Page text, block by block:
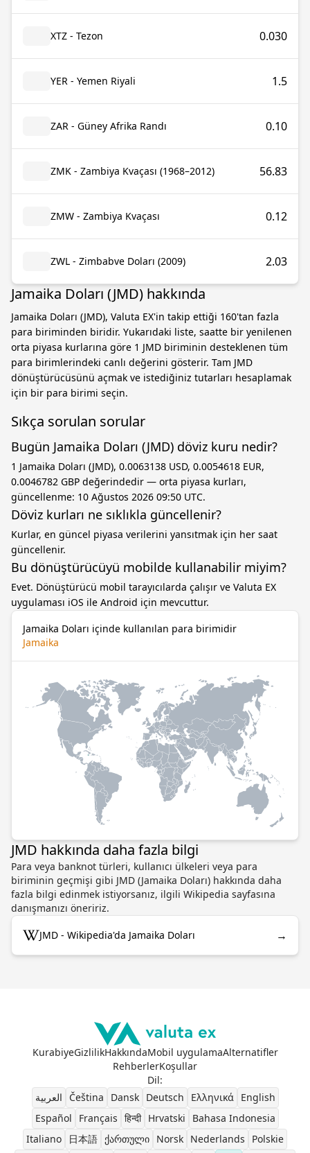
XTZ - Tezon 0.030
YER - Yemen Riyali 1.5
ZAR - Güney Afrika Randı 0.10
ZMK - Zambiya Kvaçası (1968–2012) 56.83
ZMW - Zambiya Kvaçası 0.12
ZWL - Zimbabve Doları (2009) 2.03
Jamaika Doları (JMD) hakkında
Jamaika Doları (JMD), Valuta EX'in takip ettiği 160'tan fazla
para biriminden biridir. Yukarıdaki liste, saatte bir yenilenen
orta piyasa kurlarına göre 1 JMD biriminin desteklenen tüm
para birimlerindeki canlı değerini gösterir. Tam JMD
dönüştürücüsünü açmak ve istediğiniz tutarları hesaplamak
için bir para birimi seçin.
Sıkça sorulan sorular
Bugün Jamaika Doları (JMD) döviz kuru nedir?
1 Jamaika Doları (JMD), 0.0063138 USD, 0.0054618 EUR,
0.0046782 GBP değerindedir — orta piyasa kurları,
güncellenme: 10 Ağustos 2026 09:50 UTC.
Döviz kurları ne sıklıkla güncellenir?
Kurlar, en güncel piyasa verilerini yansıtmak için her saat
güncellenir.
Bu dönüştürücüyü mobilde kullanabilir miyim?
Evet. Dönüştürücü mobil tarayıcılarda çalışır ve Valuta EX
uygulaması iOS ile Android için mevcuttur.
Jamaika Doları içinde kullanılan para birimidir
Jamaika
JMD hakkında daha fazla bilgi
Para veya banknot türleri, kullanıcı ülkeleri veya para
biriminin geçmişi gibi JMD (Jamaika Doları) hakkında daha
fazla bilgi edinmek istiyorsanız, ilgili Wikipedia sayfasına
danışmanızı öneririz.
JMD - Wikipedia'da Jamaika Doları →
KurabiyeGizlilikHakkındaMobil uygulamaAlternatifler
RehberlerKoşullar
Dil:
العربية
Čeština Dansk Deutsch Ελληνικά
English
Español
Français हिन्दी Hrvatski
Bahasa Indonesia
Italiano
日本語 ქართული Norsk Nederlands
Polskie